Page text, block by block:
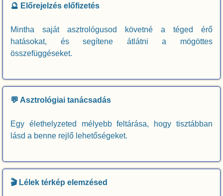
🔮 Előrejelzés előfizetés
Mintha saját asztrológusod követné a téged érő
hatásokat, és segítene átlátni a mögöttes
összefüggéseket.
💬 Asztrológiai tanácsadás
Egy élethelyzeted mélyebb feltárása, hogy tisztábban
lásd a benne rejlő lehetőségeket.
🎬 Lélek térkép elemzésed